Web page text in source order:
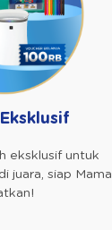
eksklusif untuk
juara, siap Mama